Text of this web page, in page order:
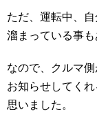
ただ、運転中、
溜まっている事も
なので、クルマ
お知らせしてく
思いました。